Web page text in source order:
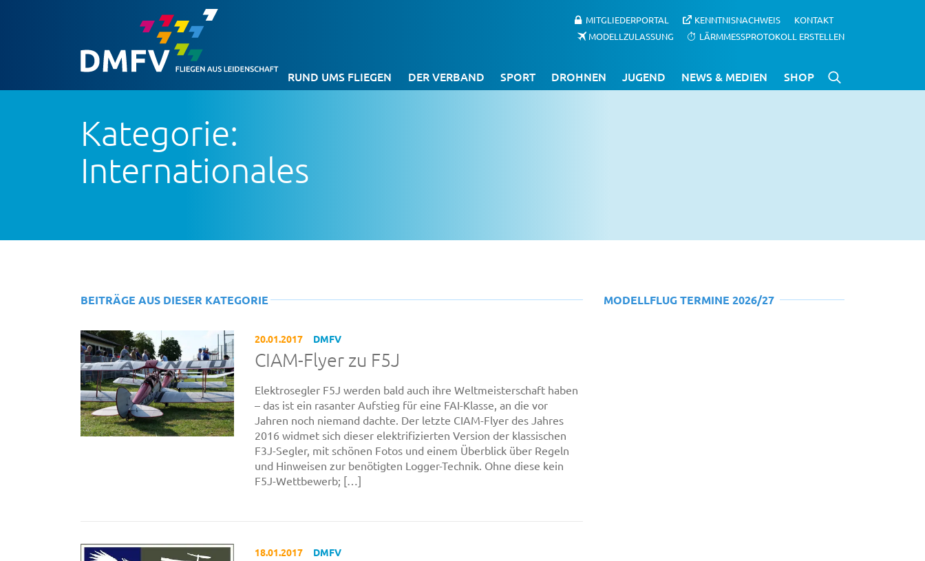
MITGLIEDERPORTAL KENNTNISNACHWEIS
KONTAKT
MODELLZULASSUNG
LÄRMMESSPROTOKOLL ERSTELLEN
RUND UMS FLIEGEN DER VERBAND SPORT DROHNEN JUGEND NEWS & MEDIEN SHOP
Kategorie:
Internationales
BEITRÄGE AUS DIESER KATEGORIE
20.01.2017 DMFV
CIAM-Flyer zu F5J
Elektrosegler F5J werden bald auch ihre Weltmeisterschaft haben
– das ist ein rasanter Aufstieg für eine FAI-Klasse, an die vor
Jahren noch niemand dachte. Der letzte CIAM-Flyer des Jahres
2016 widmet sich dieser elektrifizierten Version der klassischen
F3J-Segler, mit schönen Fotos und einem Überblick über Regeln
und Hinweisen zur benötigten Logger-Technik. Ohne diese kein
F5J-Wettbewerb; […]
18.01.2017 DMFV
MODELLFLUG TERMINE 2026/27